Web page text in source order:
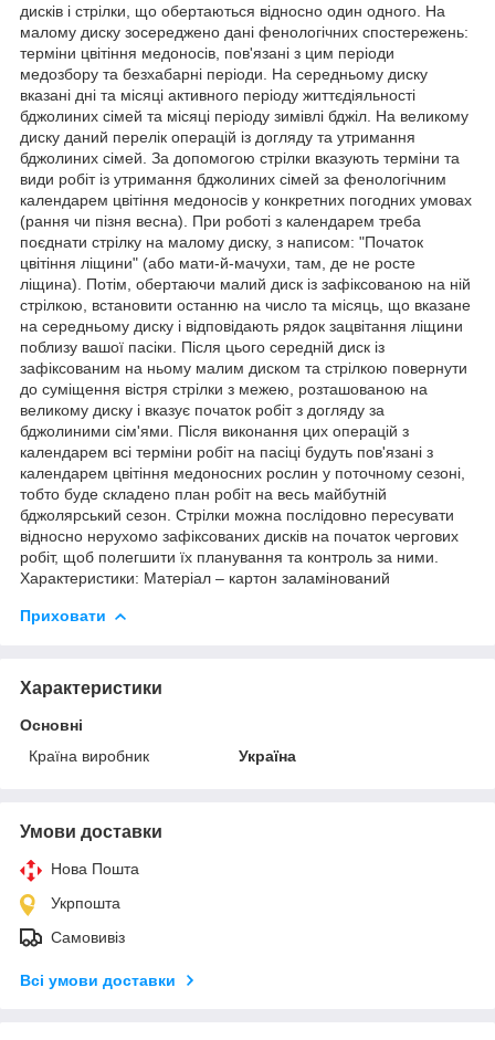
дисків і стрілки, що обертаються відносно один одного. На
малому диску зосереджено дані фенологічних спостережень:
терміни цвітіння медоносів, пов'язані з цим періоди
медозбору та безхабарні періоди. На середньому диску
вказані дні та місяці активного періоду життєдіяльності
бджолиних сімей та місяці періоду зимівлі бджіл. На великому
диску даний перелік операцій із догляду та утримання
бджолиних сімей. За допомогою стрілки вказують терміни та
види робіт із утримання бджолиних сімей за фенологічним
календарем цвітіння медоносів у конкретних погодних умовах
(рання чи пізня весна). При роботі з календарем треба
поєднати стрілку на малому диску, з написом: "Початок
цвітіння ліщини" (або мати-й-мачухи, там, де не росте
ліщина). Потім, обертаючи малий диск із зафіксованою на ній
стрілкою, встановити останню на число та місяць, що вказане
на середньому диску і відповідають рядок зацвітання ліщини
поблизу вашої пасіки. Після цього середній диск із
зафіксованим на ньому малим диском та стрілкою повернути
до суміщення вістря стрілки з межею, розташованою на
великому диску і вказує початок робіт з догляду за
бджолиними сім'ями. Після виконання цих операцій з
календарем всі терміни робіт на пасіці будуть пов'язані з
календарем цвітіння медоносних рослин у поточному сезоні,
тобто буде складено план робіт на весь майбутній
бджолярський сезон. Стрілки можна послідовно пересувати
відносно нерухомо зафіксованих дисків на початок чергових
робіт, щоб полегшити їх планування та контроль за ними.
Характеристики: Матеріал – картон заламінований
Приховати
Характеристики
Основні
Країна виробник
Україна
Умови доставки
Нова Пошта
Укрпошта
Самовивіз
Всі умови доставки